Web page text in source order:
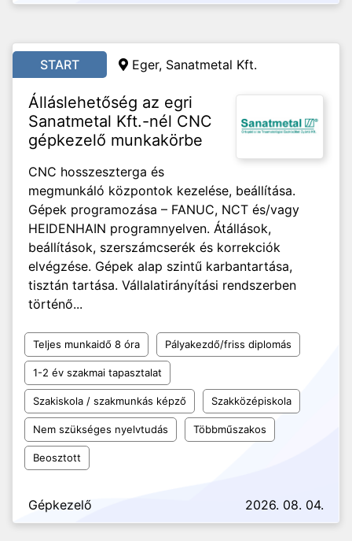
START Eger, Sanatmetal Kft.
Álláslehetőség az egri
Sanatmetal Kft.-nél CNC
gépkezelő munkakörbe
CNC hosszeszterga és
megmunkáló központok kezelése, beállítása.
Gépek programozása – FANUC, NCT és/vagy
HEIDENHAIN programnyelven. Átállások,
beállítások, szerszámcserék és korrekciók
elvégzése. Gépek alap szintű karbantartása,
tisztán tartása. Vállalatirányítási rendszerben
történő...
Teljes munkaidő 8 óra Pályakezdő/friss diplomás
1-2 év szakmai tapasztalat
Szakiskola / szakmunkás képző Szakközépiskola
Nem szükséges nyelvtudás Többműszakos
Beosztott
Gépkezelő 2026. 08. 04.